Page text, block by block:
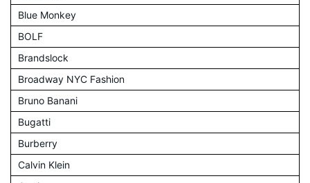
Blue Monkey
BOLF
Brandslock
Broadway NYC Fashion
Bruno Banani
Bugatti
Burberry
Calvin Klein